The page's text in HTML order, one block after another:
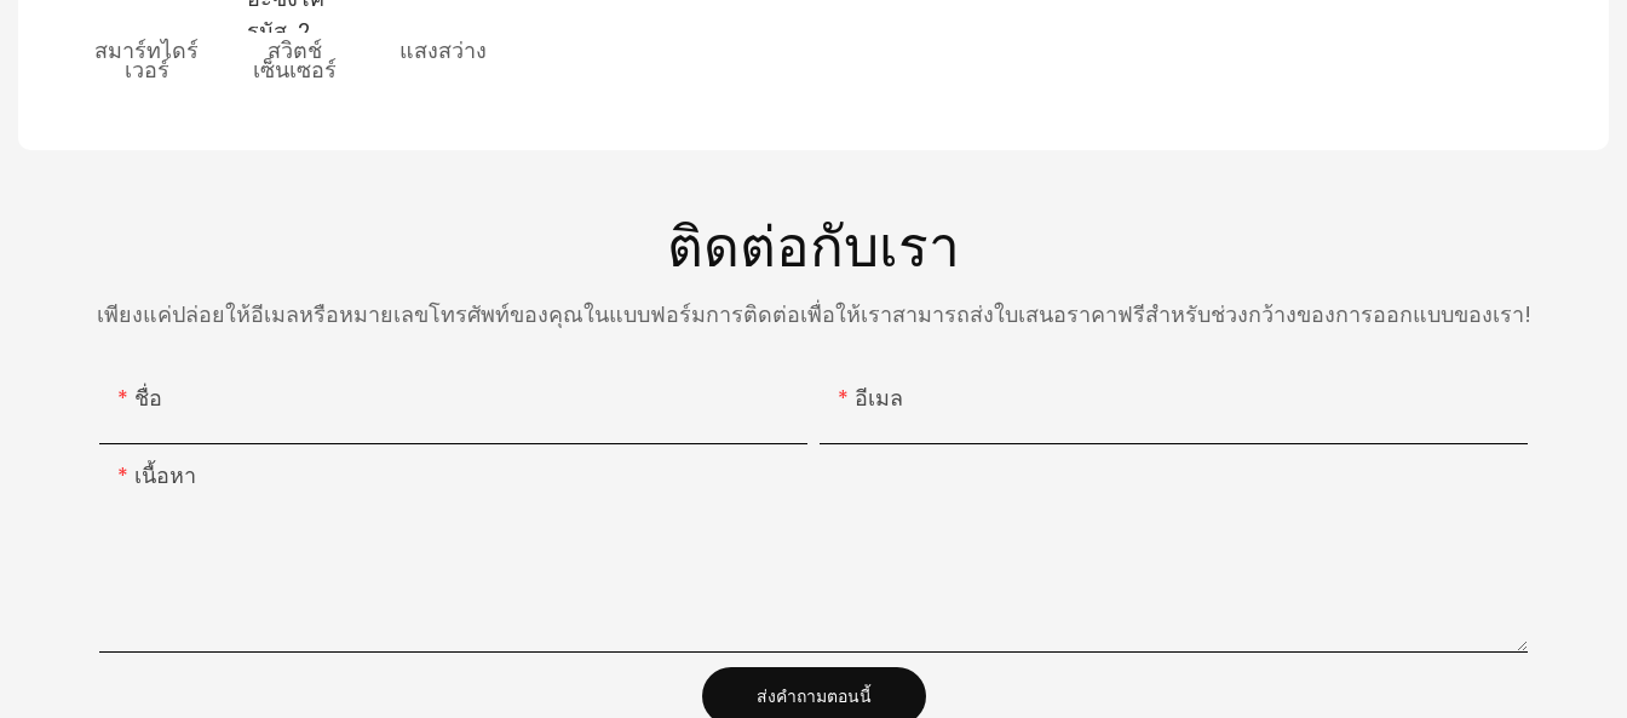
ดาวน์โหลดแผ่นข้อมูล
สมาร์ทไดร์
เวอร์
สวิตช์
เซ็นเซอร์
แสงสว่าง
ติดต่อกับเรา
เพียงแค่ปล่อยให้อีเมลหรือหมายเลขโทรศัพท์ของคุณในแบบฟอร์มการติดต่อเพื่อให้เราสามารถส่งใบเสนอราคาฟรีสำหรับช่วงกว้างของการออกแบบของเรา!
ชื่อ อีเมล
เนื้อหา
ส่งคำถามตอนนี้